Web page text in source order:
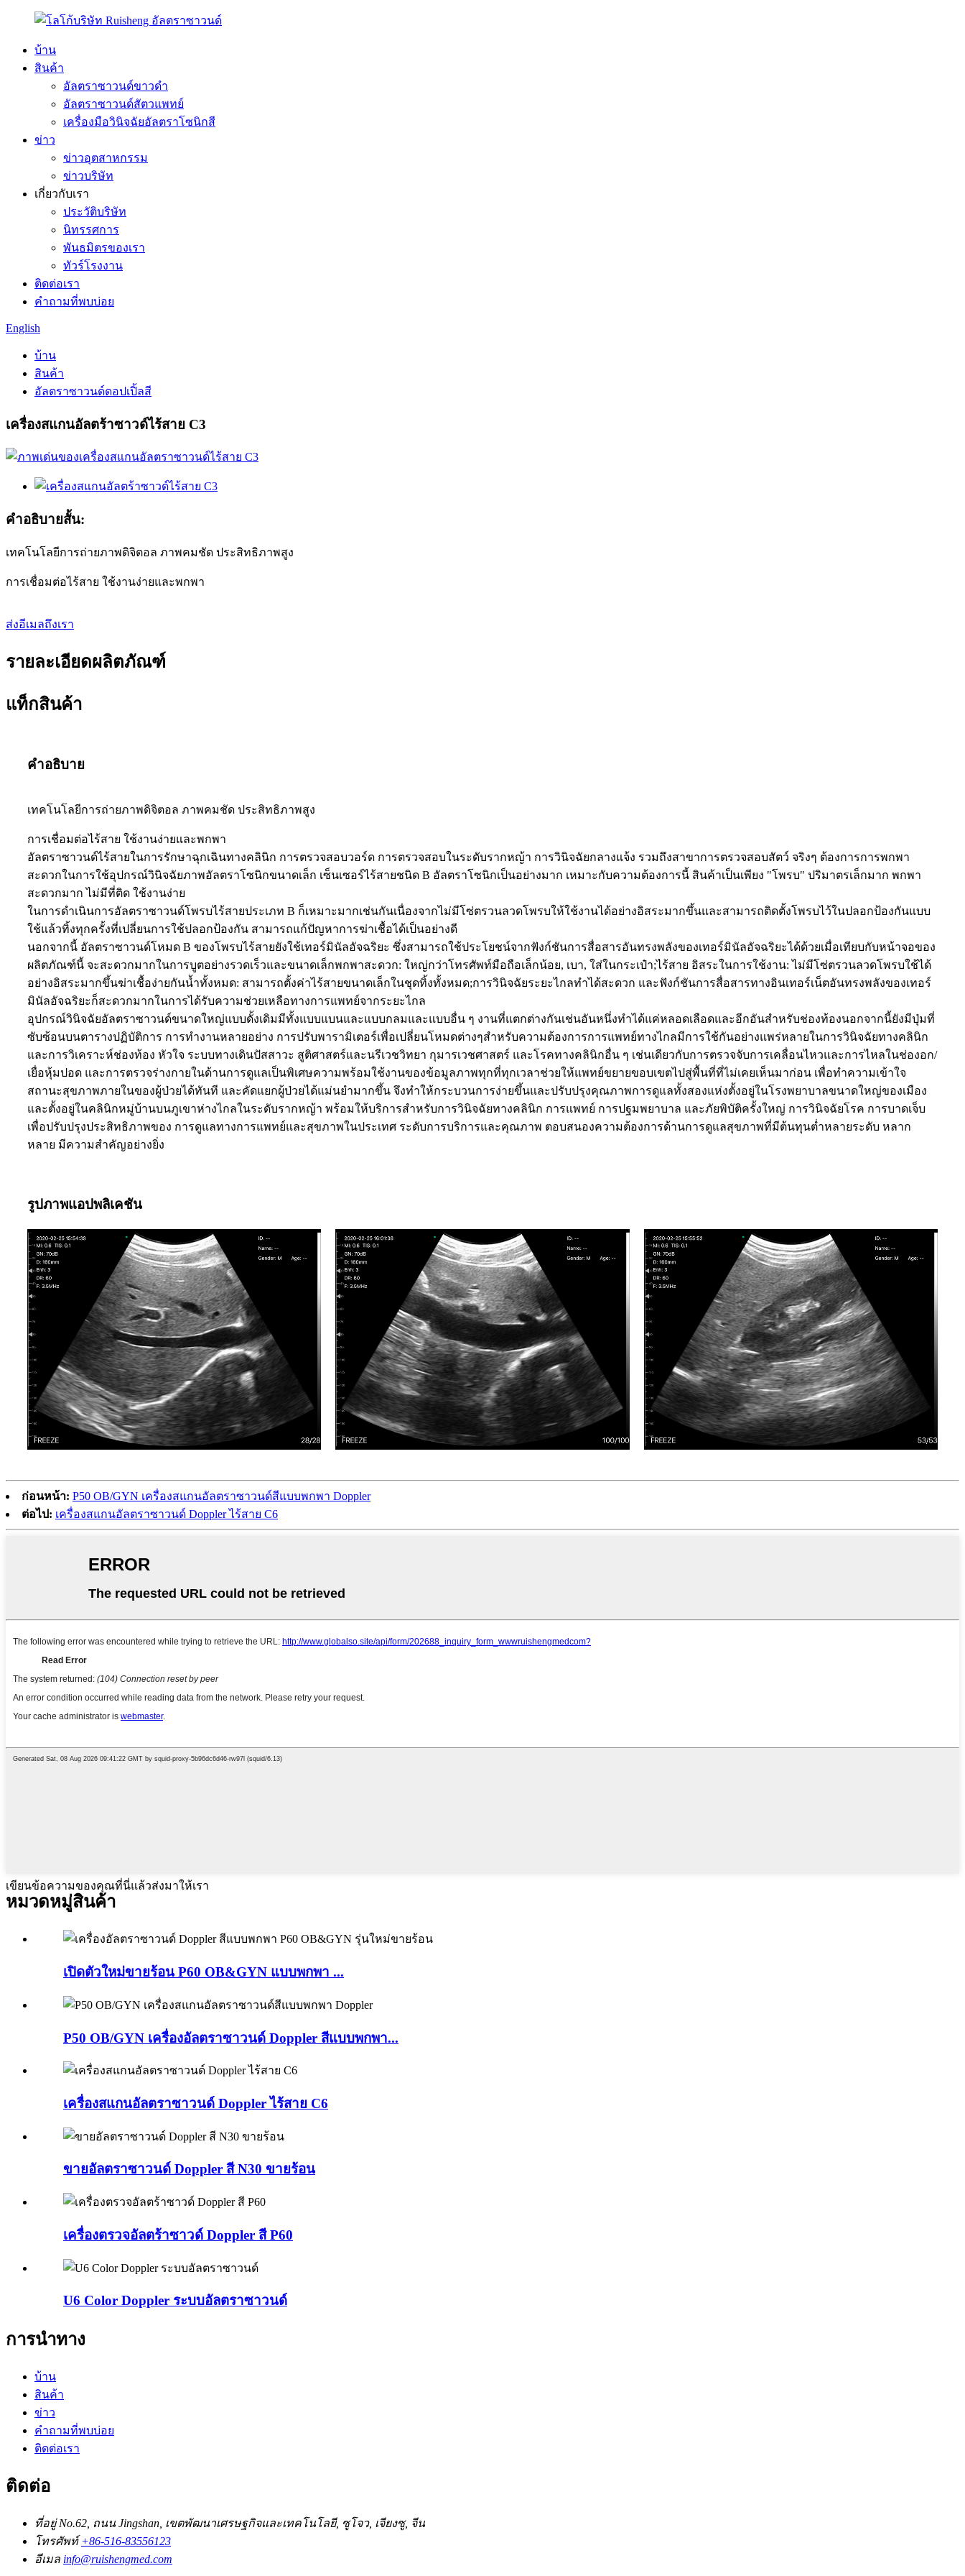
บ้าน
สินค้า
อัลตราซาวนด์ขาวดำ
อัลตราซาวนด์สัตวแพทย์
เครื่องมือวินิจฉัยอัลตราโซนิกสี
ข่าว
ข่าวอุตสาหกรรม
ข่าวบริษัท
เกี่ยวกับเรา
ประวัติบริษัท
นิทรรศการ
พันธมิตรของเรา
ทัวร์โรงงาน
ติดต่อเรา
คำถามที่พบบ่อย
English
บ้าน
สินค้า
อัลตราซาวนด์ดอปเปิ้ลสี
เครื่องสแกนอัลตร้าซาวด์ไร้สาย C3
คำอธิบายสั้น:
เทคโนโลยีการถ่ายภาพดิจิตอล ภาพคมชัด ประสิทธิภาพสูง
การเชื่อมต่อไร้สาย ใช้งานง่ายและพกพา
ส่งอีเมลถึงเรา
รายละเอียดผลิตภัณฑ์
แท็กสินค้า
คำอธิบาย
เทคโนโลยีการถ่ายภาพดิจิตอล ภาพคมชัด ประสิทธิภาพสูง
การเชื่อมต่อไร้สาย ใช้งานง่ายและพกพา
อัลตราซาวนด์ไร้สายในการรักษาฉุกเฉินทางคลินิก การตรวจสอบวอร์ด การตรวจสอบในระดับรากหญ้า การวินิจฉัยกลางแจ้ง รวมถึงสาขาการตรวจสอบสัตว์ จริงๆ ต้องการการพกพา
สะดวกในการใช้อุปกรณ์วินิจฉัยภาพอัลตราโซนิกขนาดเล็ก เซ็นเซอร์ไร้สายชนิด B อัลตราโซนิกเป็นอย่างมาก เหมาะกับความต้องการนี้ สินค้าเป็นเพียง "โพรบ" ปริมาตรเล็กมาก พกพา
สะดวกมาก ไม่มีที่ติด ใช้งานง่าย
ในการดำเนินการอัลตราซาวนด์โพรบไร้สายประเภท B ก็เหมาะมากเช่นกันเนื่องจากไม่มีโซ่ตรวนลวดโพรบให้ใช้งานได้อย่างอิสระมากขึ้นและสามารถติดตั้งโพรบไว้ในปลอกป้องกันแบบ
ใช้แล้วทิ้งทุกครั้งที่เปลี่ยนการใช้ปลอกป้องกัน สามารถแก้ปัญหาการฆ่าเชื้อได้เป็นอย่างดี
นอกจากนี้ อัลตราซาวนด์โหมด B ของโพรบไร้สายยังใช้เทอร์มินัลอัจฉริยะ ซึ่งสามารถใช้ประโยชน์จากฟังก์ชันการสื่อสารอันทรงพลังของเทอร์มินัลอัจฉริยะได้ด้วยเมื่อเทียบกับหน้าจอของ
ผลิตภัณฑ์นี้ จะสะดวกมากในการบูตอย่างรวดเร็วและขนาดเล็กพกพาสะดวก: ใหญ่กว่าโทรศัพท์มือถือเล็กน้อย, เบา, ใส่ในกระเป๋า;ไร้สาย อิสระในการใช้งาน: ไม่มีโซ่ตรวนลวดโพรบใช้ได้
อย่างอิสระมากขึ้นฆ่าเชื้อง่ายกันน้ำทั้งหมด: สามารถตั้งค่าไร้สายขนาดเล็กในชุดทิ้งทั้งหมด;การวินิจฉัยระยะไกลทำได้สะดวก และฟังก์ชันการสื่อสารทางอินเทอร์เน็ตอันทรงพลังของเทอร์
มินัลอัจฉริยะก็สะดวกมากในการได้รับความช่วยเหลือทางการแพทย์จากระยะไกล
อุปกรณ์วินิจฉัยอัลตราซาวนด์ขนาดใหญ่แบบดั้งเดิมมีทั้งแบบแบนและแบบกลมและแบบอื่น ๆ งานที่แตกต่างกันเช่นอันหนึ่งทำได้แค่หลอดเลือดและอีกอันสำหรับช่องท้องนอกจากนี้ยังมีปุ่มที่
ซับซ้อนบนตารางปฏิบัติการ การทำงานหลายอย่าง การปรับพารามิเตอร์เพื่อเปลี่ยนโหมดต่างๆสำหรับความต้องการการแพทย์ทางไกลมีการใช้กันอย่างแพร่หลายในการวินิจฉัยทางคลินิก
และการวิเคราะห์ช่องท้อง หัวใจ ระบบทางเดินปัสสาวะ สูติศาสตร์และนรีเวชวิทยา กุมารเวชศาสตร์ และโรคทางคลินิกอื่น ๆ เช่นเดียวกับการตรวจจับการเคลื่อนไหวและการไหลในช่องอก/
เยื่อหุ้มปอด และการตรวจร่างกายในด้านการดูแลเป็นพิเศษความพร้อมใช้งานของข้อมูลภาพทุกที่ทุกเวลาช่วยให้แพทย์ขยายขอบเขตไปสู่พื้นที่ที่ไม่เคยเห็นมาก่อน เพื่อทำความเข้าใจ
สถานะสุขภาพภายในของผู้ป่วยได้ทันที และคัดแยกผู้ป่วยได้แม่นยำมากขึ้น จึงทำให้กระบวนการง่ายขึ้นและปรับปรุงคุณภาพการดูแลทั้งสองแห่งตั้งอยู่ในโรงพยาบาลขนาดใหญ่ของเมือง
และตั้งอยู่ในคลินิกหมู่บ้านบนภูเขาห่างไกลในระดับรากหญ้า พร้อมให้บริการสำหรับการวินิจฉัยทางคลินิก การแพทย์ การปฐมพยาบาล และภัยพิบัติครั้งใหญ่ การวินิจฉัยโรค การบาดเจ็บ
เพื่อปรับปรุงประสิทธิภาพของ การดูแลทางการแพทย์และสุขภาพในประเทศ ระดับการบริการและคุณภาพ ตอบสนองความต้องการด้านการดูแลสุขภาพที่มีต้นทุนต่ำหลายระดับ หลาก
หลาย มีความสำคัญอย่างยิ่ง
รูปภาพแอปพลิเคชัน
ก่อนหน้า: P50 OB/GYN เครื่องสแกนอัลตราซาวนด์สีแบบพกพา Doppler
ต่อไป: เครื่องสแกนอัลตราซาวนด์ Doppler ไร้สาย C6
เขียนข้อความของคุณที่นี่แล้วส่งมาให้เรา
หมวดหมู่สินค้า
เปิดตัวใหม่ขายร้อน P60 OB&GYN แบบพกพา ...
P50 OB/GYN เครื่องอัลตราซาวนด์ Doppler สีแบบพกพา...
เครื่องสแกนอัลตราซาวนด์ Doppler ไร้สาย C6
ขายอัลตราซาวนด์ Doppler สี N30 ขายร้อน
เครื่องตรวจอัลตร้าซาวด์ Doppler สี P60
U6 Color Doppler ระบบอัลตราซาวนด์
การนำทาง
บ้าน
สินค้า
ข่าว
คำถามที่พบบ่อย
ติดต่อเรา
ติดต่อ
ที่อยู่ No.62, ถนน Jingshan, เขตพัฒนาเศรษฐกิจและเทคโนโลยี, ซูโจว, เจียงซู, จีน
โทรศัพท์ +86-516-83556123
อีเมล info@ruishengmed.com